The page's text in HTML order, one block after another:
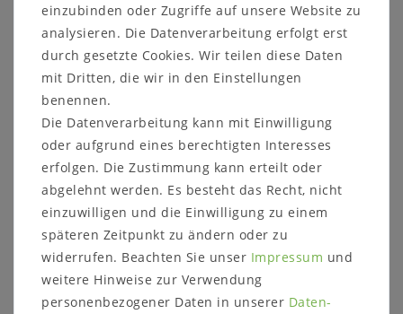
Etwaige Dekoartikel und Beleuchtungen gehören -
wenn nicht anders angegeben - nicht zum
Lieferumfang.
einzubinden oder Zugriffe auf unsere Website zu
analysieren. Die Datenverarbeitung erfolgt erst
durch gesetzte Cookies. Wir teilen diese Daten
mit Dritten, die wir in den Einstellungen
benennen.
Die Datenverarbeitung kann mit Einwilligung
oder aufgrund eines berechtigten Interesses
erfolgen. Die Zustimmung kann erteilt oder
abgelehnt werden. Es besteht das Recht, nicht
einzuwilligen und die Einwilligung zu einem
späteren Zeitpunkt zu ändern oder zu
widerrufen. Beachten Sie unser Impressum und
weitere Hinweise zur Verwendung
personenbezogener Daten in unserer Daten­